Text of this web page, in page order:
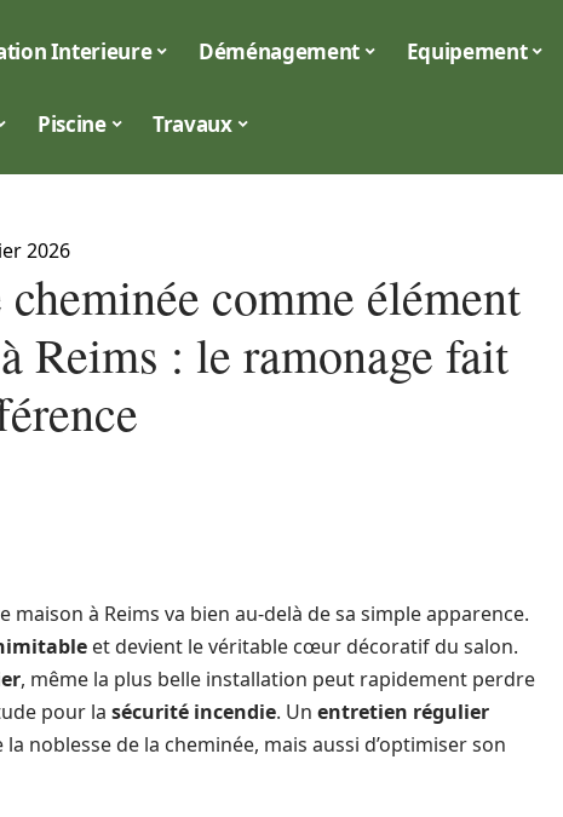
Interieure Déménagement Equipement
Piscine Travaux
2026
comme élément
Reims : le ramonage fait
maison à Reims va bien au-delà de sa simple apparence.
et devient le véritable cœur décoratif du salon.
, même la plus belle installation peut rapidement perdre
pour la sécurité incendie. Un entretien régulier
noblesse de la cheminée, mais aussi d’optimiser son